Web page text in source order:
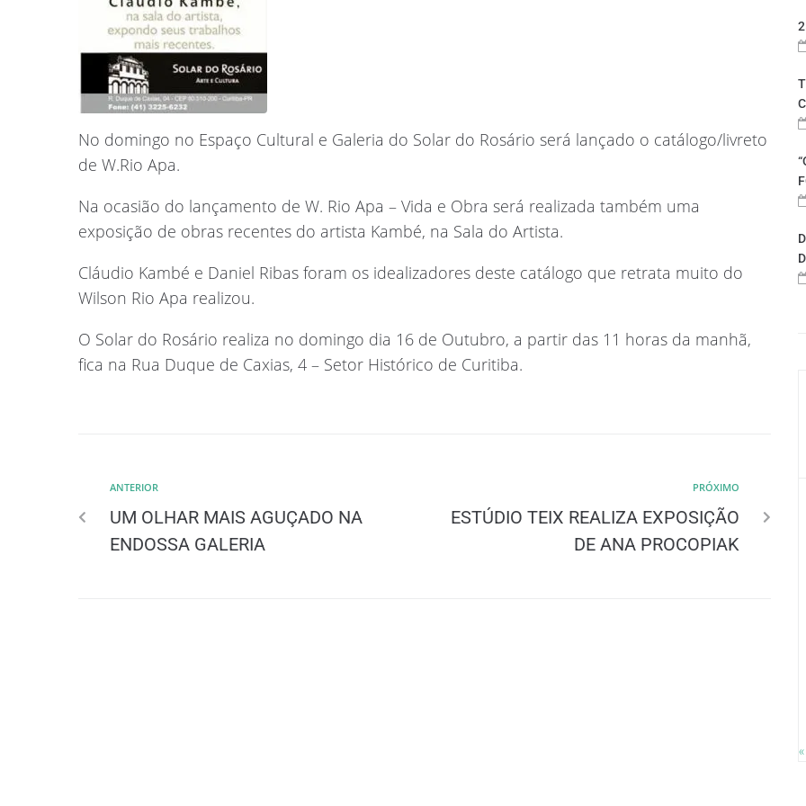
No domingo no Espaço Cultural e Galeria do Solar do Rosário será lançado o catálogo/livreto
de W.Rio Apa.
Na ocasião do lançamento de W. Rio Apa – Vida e Obra será realizada também uma
exposição de obras recentes do artista Kambé, na Sala do Artista.
Cláudio Kambé e Daniel Ribas foram os idealizadores deste catálogo que retrata muito do
Wilson Rio Apa realizou.
O Solar do Rosário realiza no domingo dia 16 de Outubro, a partir das 11 horas da manhã,
fica na Rua Duque de Caxias, 4 – Setor Histórico de Curitiba.
ANTERIOR
UM OLHAR MAIS AGUÇADO NA
ENDOSSA GALERIA
PRÓXIMO
ESTÚDIO TEIX REALIZA EXPOSIÇÃO
DE ANA PROCOPIAK